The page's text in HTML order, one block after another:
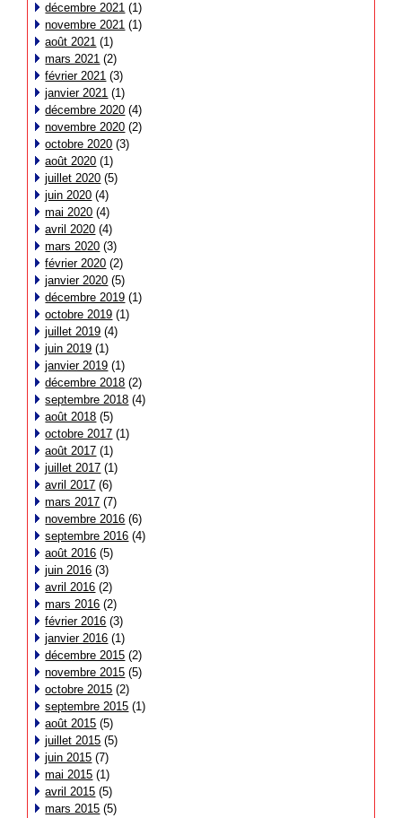
décembre 2021 (1)
novembre 2021 (1)
août 2021 (1)
mars 2021 (2)
février 2021 (3)
janvier 2021 (1)
décembre 2020 (4)
novembre 2020 (2)
octobre 2020 (3)
août 2020 (1)
juillet 2020 (5)
juin 2020 (4)
mai 2020 (4)
avril 2020 (4)
mars 2020 (3)
février 2020 (2)
janvier 2020 (5)
décembre 2019 (1)
octobre 2019 (1)
juillet 2019 (4)
juin 2019 (1)
janvier 2019 (1)
décembre 2018 (2)
septembre 2018 (4)
août 2018 (5)
octobre 2017 (1)
août 2017 (1)
juillet 2017 (1)
avril 2017 (6)
mars 2017 (7)
novembre 2016 (6)
septembre 2016 (4)
août 2016 (5)
juin 2016 (3)
avril 2016 (2)
mars 2016 (2)
février 2016 (3)
janvier 2016 (1)
décembre 2015 (2)
novembre 2015 (5)
octobre 2015 (2)
septembre 2015 (1)
août 2015 (5)
juillet 2015 (5)
juin 2015 (7)
mai 2015 (1)
avril 2015 (5)
mars 2015 (5)